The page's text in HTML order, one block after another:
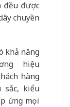
đều được
chuyền
khả năng
hiệu
hàng
sắc, kiểu
ứng mọi